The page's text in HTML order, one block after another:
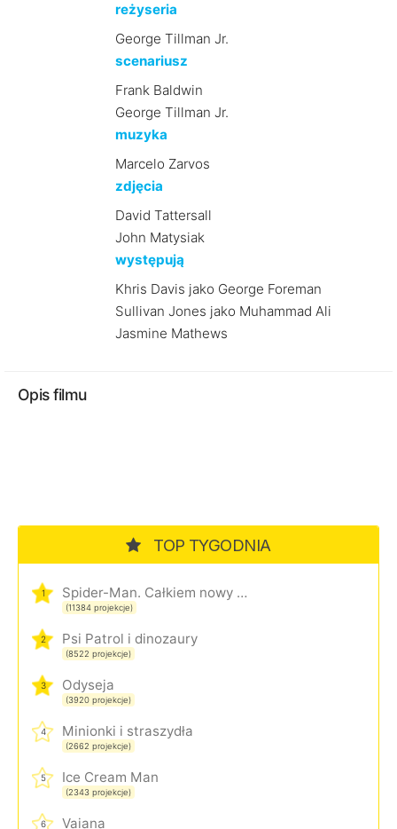
reżyseria
George Tillman Jr.
scenariusz
Frank Baldwin
George Tillman Jr.
muzyka
Marcelo Zarvos
zdjęcia
David Tattersall
John Matysiak
występują
Khris Davis jako George Foreman
Sullivan Jones jako Muhammad Ali
Jasmine Mathews
Opis filmu
TOP TYGODNIA
1 Spider-Man. Całkiem nowy dzień
(11384 projekcje)
2 Psi Patrol i dinozaury
(8522 projekcje)
3 Odyseja
(3920 projekcje)
4 Minionki i straszydła
(2662 projekcje)
5 Ice Cream Man
(2343 projekcje)
6 Vaiana